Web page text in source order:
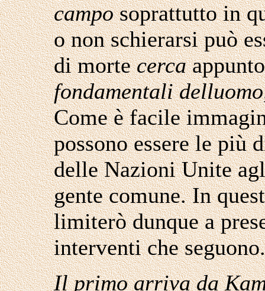
camposoprattutto in
o non schierarsi può
di mortecerca
fondamentali
Come è facile
possono essere le più
delle Nazioni Unite
gente comune. In
limiterò dunque a
interventi che seguono.
Il primo arriva da